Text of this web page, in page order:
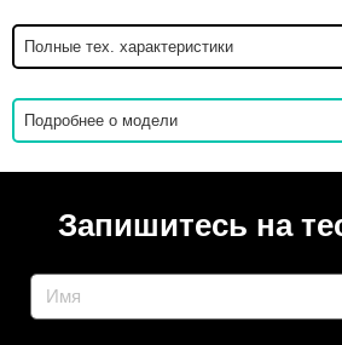
Полные тех. характеристики
Подробнее о модели
Запишитесь на